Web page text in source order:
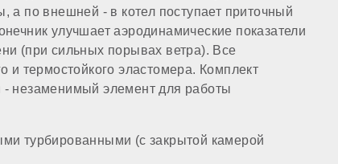
а по внешней - в котел поступает приточный
улучшает аэродинамические показатели
(при сильных порывах ветра). Все
и термостойкого эластомера. Комплект
незаменимый элемент для работы
турбированными (с закрытой камерой